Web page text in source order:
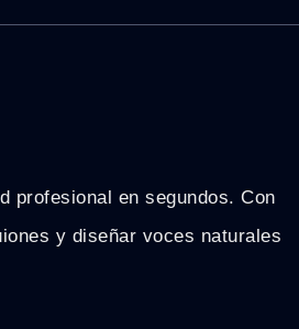
profesional en segundos. Con
y diseñar voces naturales